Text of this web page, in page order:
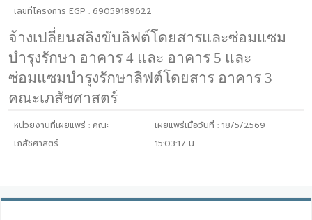
เลขที่โครงการ EGP : 69059189622
จ้างเปลี่ยนสลิงขับลิฟต์โดยสารและซ่อมแซม
บำรุงรักษา อาคาร 4 และ อาคาร 5 และ
ซ่อมแซมบำรุงรักษาลิฟต์โดยสาร อาคาร 3
คณะเภสัชศาสตร์
หน่วยงานที่เผยแพร่ : คณะ
เภสัชศาสตร์
เผยแพร่เมื่อวันที่ : 18/5/2569
15:03:17 น.